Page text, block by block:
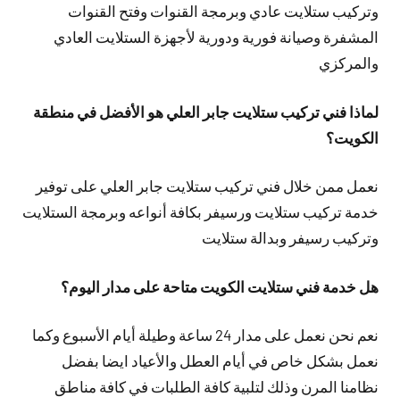
وتركيب ستلايت عادي وبرمجة القنوات وفتح القنوات
المشفرة وصيانة فورية ودورية لأجهزة الستلايت العادي
والمركزي
لماذا فني تركيب ستلايت جابر العلي هو الأفضل في منطقة
الكويت؟
نعمل ممن خلال فني تركيب ستلايت جابر العلي على توفير
خدمة تركيب ستلايت ورسيفر بكافة أنواعه وبرمجة الستلايت
وتركيب رسيفر وبدالة ستلايت
هل خدمة فني ستلايت الكويت متاحة على مدار اليوم؟
نعم نحن نعمل على مدار 24 ساعة وطيلة أيام الأسبوع وكما
نعمل بشكل خاص في أيام العطل والأعياد ايضا بفضل
نظامنا المرن وذلك لتلبية كافة الطلبات في كافة مناطق